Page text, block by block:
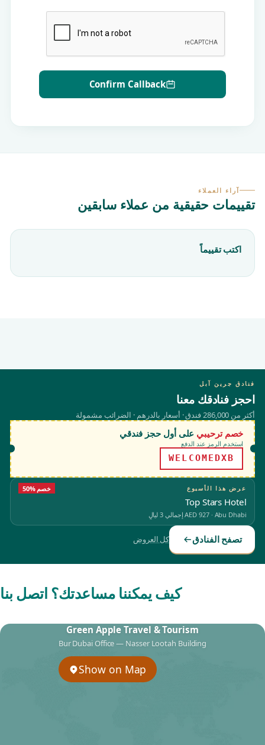
Confirm Callback
آراء العملاء
تقييمات حقيقية من عملاء سابقين
اكتب تقييماً
فنادق جرين آبل
احجز فنادقك معنا
أكثر من 286,000 فندق · أسعار بالدرهم · الضرائب مشمولة
خصم ترحيبي على أول حجز فندقي
استخدم الرمز عند الدفع
WELCOMEDXB
عرض هذا الأسبوع 50% خصم
Top Stars Hotel
Abu Dhabi
·
AED 927إجمالي 3 ليالٍ
تصفح الفنادق كل العروض
كيف يمكننا مساعدتك؟ اتصل بنا
Green Apple Travel & Tourism
Bur Dubai Office — Nasser Lootah Building
Show on Map